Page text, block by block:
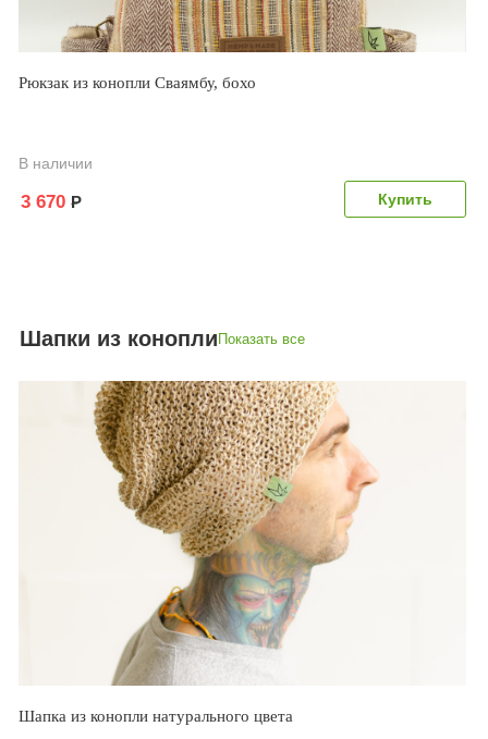
Рюкзак из конопли Сваямбу, бохо
В наличии
3 670 Р
Шапки из конопли Показать все
Шапка из конопли натурального цвета